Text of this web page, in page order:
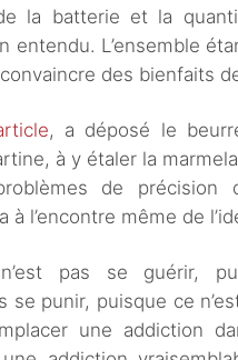
la batterie et la
entendu. L’ensemble
des bienfaits
, a déposé le
à y étaler la
de
à l’encontre même de
pas se guérir,
se punir, puisque ce
une addiction